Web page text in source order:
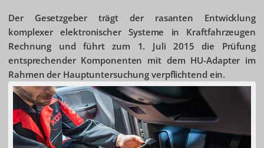
Der Gesetzgeber trägt der rasanten Entwicklung
komplexer elektronischer Systeme in Kraftfahrzeugen
Rechnung und führt zum 1. Juli 2015 die Prüfung
entsprechender Komponenten mit dem HU-Adapter im
Rahmen der Hauptuntersuchung verpflichtend ein.